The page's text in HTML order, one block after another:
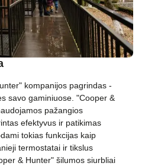
kompanijos pagrindas -
savo gaminiuose. "Cooper &
pažangios
efektyvus ir patikimas
tokias funkcijas kaip
termostatai ir tikslus
& Hunter" šilumos siurbliai